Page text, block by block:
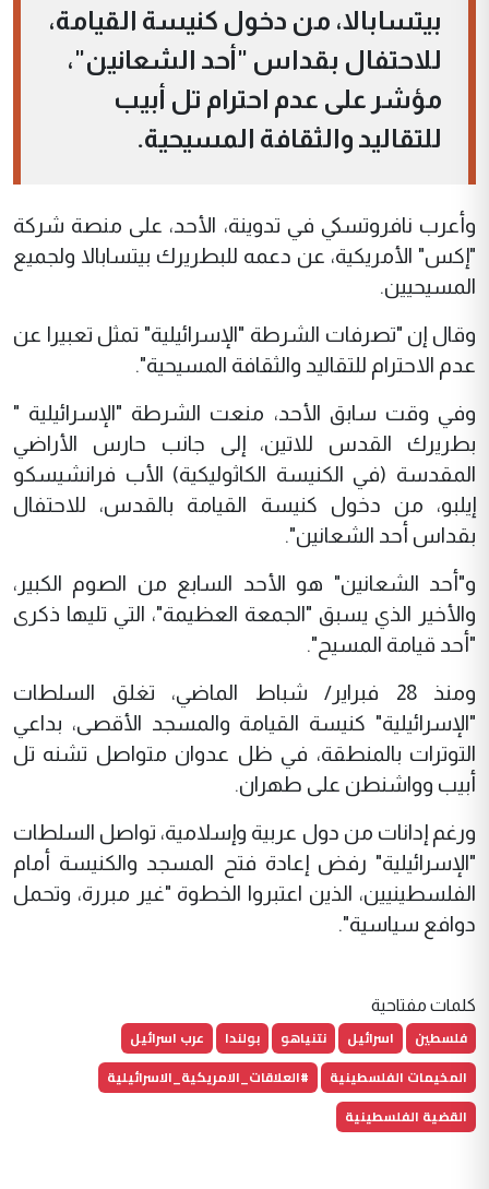
بيتسابالا، من دخول كنيسة القيامة،
للاحتفال بقداس "أحد الشعانين"،
مؤشر على عدم احترام تل أبيب
للتقاليد والثقافة المسيحية.
وأعرب نافروتسكي في تدوينة، الأحد، على منصة شركة
"إكس" الأمريكية، عن دعمه للبطريرك بيتسابالا ولجميع
المسيحيين.
وقال إن "تصرفات الشرطة "الإسرائيلية" تمثل تعبيرا عن
عدم الاحترام للتقاليد والثقافة المسيحية".
وفي وقت سابق الأحد، منعت الشرطة "الإسرائيلية "
بطريرك القدس للاتين، إلى جانب حارس الأراضي
المقدسة (في الكنيسة الكاثوليكية) الأب فرانشيسكو
إيلبو، من دخول كنيسة القيامة بالقدس، للاحتفال
بقداس أحد الشعانين".
و"أحد الشعانين" هو الأحد السابع من الصوم الكبير،
والأخير الذي يسبق "الجمعة العظيمة"، التي تليها ذكرى
"أحد قيامة المسيح".
ومنذ 28 فبراير/ شباط الماضي، تغلق السلطات
"الإسرائيلية" كنيسة القيامة والمسجد الأقصى، بداعي
التوترات بالمنطقة، في ظل عدوان متواصل تشنه تل
أبيب وواشنطن على طهران.
ورغم إدانات من دول عربية وإسلامية، تواصل السلطات
"الإسرائيلية" رفض إعادة فتح المسجد والكنيسة أمام
الفلسطينيين، الذين اعتبروا الخطوة "غير مبررة، وتحمل
دوافع سياسية".
كلمات مفتاحية
فلسطين اسرائيل نتنياهو بولندا
عرب اسرائيل
المخيمات الفلسطينية
#العلاقات_الامريكية_الاسرائيلية
القضية الفلسطينية